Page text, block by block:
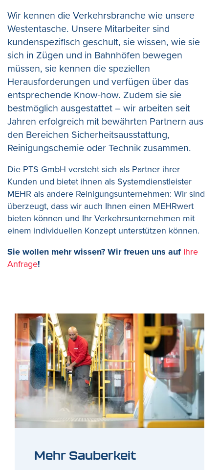
Wir kennen die Verkehrsbranche wie unsere
Westentasche. Unsere Mitarbeiter sind
kundenspezifisch geschult, sie wissen, wie sie
sich in Zügen und in Bahnhöfen bewegen
müssen, sie kennen die speziellen
Herausforderungen und verfügen über das
entsprechende Know-how. Zudem sie sie
bestmöglich ausgestattet – wir arbeiten seit
Jahren erfolgreich mit bewährten Partnern aus
den Bereichen Sicherheitsausstattung,
Reinigungschemie oder Technik zusammen.
Die PTS GmbH versteht sich als Partner ihrer
Kunden und bietet ihnen als Systemdienstleister
MEHR als andere Reinigungsunternehmen: Wir sind
überzeugt, dass wir auch Ihnen einen MEHRwert
bieten können und Ihr Verkehrsunternehmen mit
einem individuellen Konzept unterstützen können.
Sie wollen mehr wissen? Wir freuen uns auf Ihre
Anfrage!
Mehr Sauberkeit